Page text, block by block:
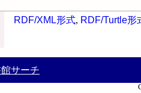
RDF/XML形式, RDF/Turtle形
サーチ